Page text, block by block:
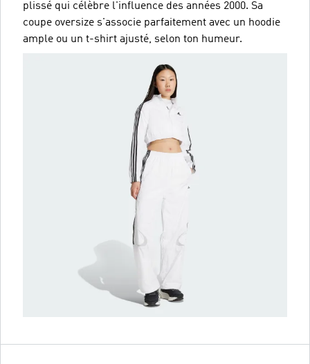
plissé qui célèbre l'influence des années 2000. Sa
coupe oversize s'associe parfaitement avec un hoodie
ample ou un t-shirt ajusté, selon ton humeur.